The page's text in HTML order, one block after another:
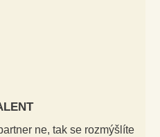
ne, tak se rozmýšlíte